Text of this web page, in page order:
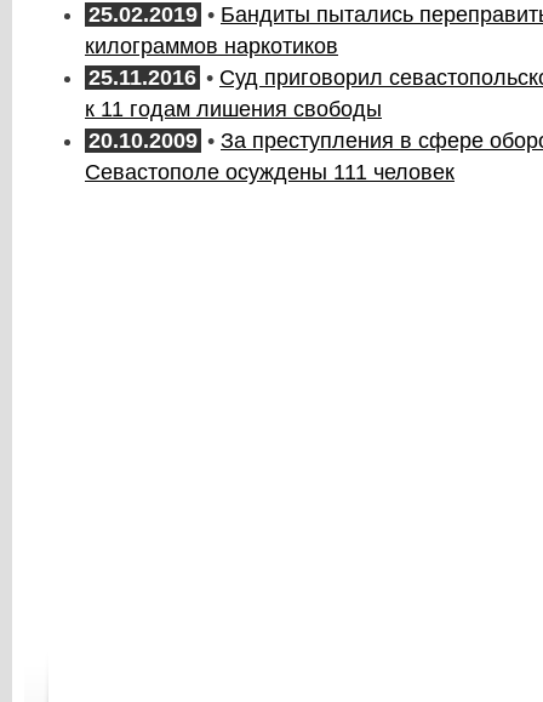
25.02.2019 • Бандиты пытались
килограммов наркотиков
25.11.2016 • Суд приговорил
к 11 годам лишения свободы
20.10.2009 • За преступления в сфере
Севастополе осуждены 111 человек